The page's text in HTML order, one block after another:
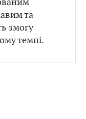
та
змогу
темпі.